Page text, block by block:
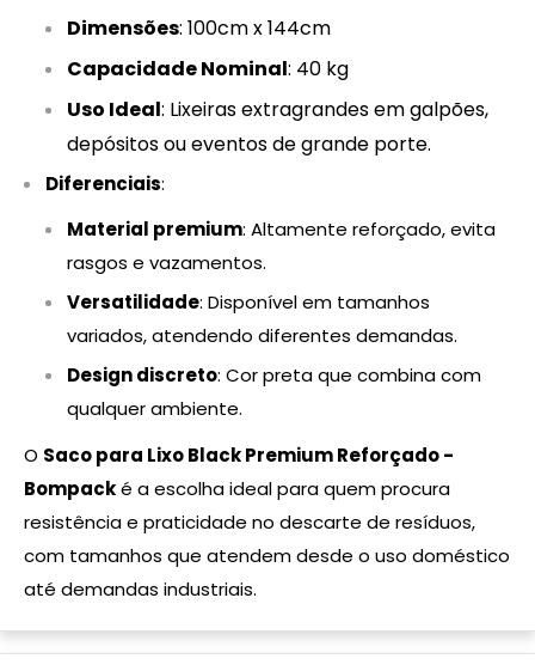
Dimensões: 100cm x 144cm
Capacidade Nominal: 40 kg
Uso Ideal: Lixeiras extragrandes em galpões,
depósitos ou eventos de grande porte.
Diferenciais:
Material premium: Altamente reforçado, evita
rasgos e vazamentos.
Versatilidade: Disponível em tamanhos
variados, atendendo diferentes demandas.
Design discreto: Cor preta que combina com
qualquer ambiente.
O Saco para Lixo Black Premium Reforçado -
Bompacké a escolha ideal para quem procura
resistência e praticidade no descarte de resíduos,
com tamanhos que atendem desde o uso doméstico
até demandas industriais.